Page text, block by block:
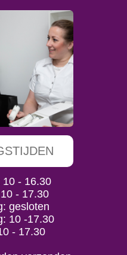
10 - 16.30
- 17.30
gesloten
10 -17.30
- 17.30